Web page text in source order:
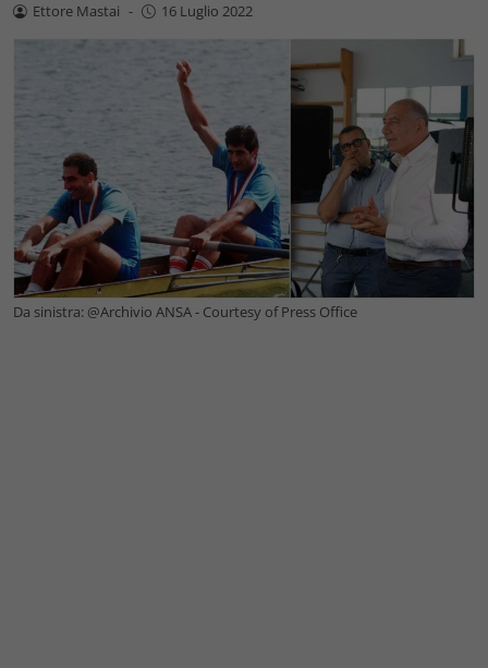
Ettore Mastai - 16 Luglio 2022
Da sinistra: @Archivio ANSA - Courtesy of Press Office